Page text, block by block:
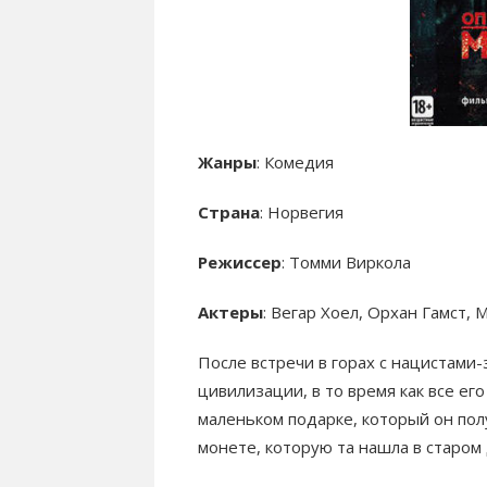
Жанры: Комедия
Страна: Норвегия
Режиссер: Томми Виркола
Актеры: Вегар Хоел, Орхан Гамст,
После встречи в горах с
цивилизации, в то время как все
маленьком подарке, который он
монете, которую та нашла в